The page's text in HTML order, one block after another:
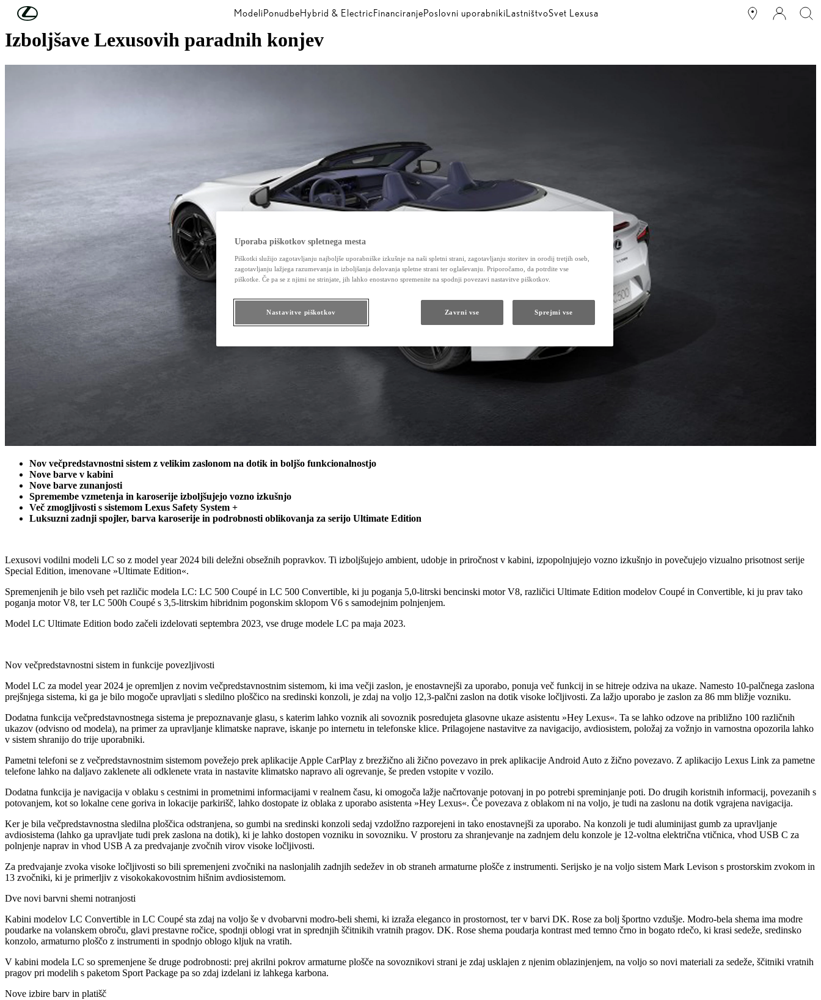
Skip to Main Content ModeliPonudbeHybrid & ElectricFinanciranjePoslovni uporabnikiLastništvoSvet Lexusa
Izboljšave Lexusovih paradnih konjev
Nov večpredstavnostni sistem z velikim zaslonom na dotik in boljšo funkcionalnostjo
Nove barve v kabini
Nove barve zunanjosti
Spremembe vzmetenja in karoserije izboljšujejo vozno izkušnjo
Več zmogljivosti s sistemom Lexus Safety System +
Luksuzni zadnji spojler, barva karoserije in podrobnosti oblikovanja za serijo Ultimate Edition
Lexusovi vodilni modeli LC so z model year 2024 bili deležni obsežnih popravkov. Ti izboljšujejo ambient, udobje in priročnost v kabini, izpopolnjujejo vozno izkušnjo in povečujejo vizualno prisotnost serije
Special Edition, imenovane »Ultimate Edition«.
Spremenjenih je bilo vseh pet različic modela LC: LC 500 Coupé in LC 500 Convertible, ki ju poganja 5,0‑litrski bencinski motor V8, različici Ultimate Edition modelov Coupé in Convertible, ki ju prav tako
poganja motor V8, ter LC 500h Coupé s 3,5-litrskim hibridnim pogonskim sklopom V6 s samodejnim polnjenjem.
Model LC Ultimate Edition bodo začeli izdelovati septembra 2023, vse druge modele LC pa maja 2023.
Nov večpredstavnostni sistem in funkcije povezljivosti
Model LC za model year 2024 je opremljen z novim večpredstavnostnim sistemom, ki ima večji zaslon, je enostavnejši za uporabo, ponuja več funkcij in se hitreje odziva na ukaze. Namesto 10-palčnega zaslona
prejšnjega sistema, ki ga je bilo mogoče upravljati s sledilno ploščico na sredinski konzoli, je zdaj na voljo 12,3-palčni zaslon na dotik visoke ločljivosti. Za lažjo uporabo je zaslon za 86 mm bližje vozniku.
Dodatna funkcija večpredstavnostnega sistema je prepoznavanje glasu, s katerim lahko voznik ali sovoznik posredujeta glasovne ukaze asistentu »Hey Lexus«. Ta se lahko odzove na približno 100 različnih
ukazov (odvisno od modela), na primer za upravljanje klimatske naprave, iskanje po internetu in telefonske klice. Prilagojene nastavitve za navigacijo, avdiosistem, položaj za vožnjo in varnostna opozorila lahko
v sistem shranijo do trije uporabniki.
Pametni telefoni se z večpredstavnostnim sistemom povežejo prek aplikacije Apple CarPlay z brezžično ali žično povezavo in prek aplikacije Android Auto z žično povezavo. Z aplikacijo Lexus Link za pametne
telefone lahko na daljavo zaklenete ali odklenete vrata in nastavite klimatsko napravo ali ogrevanje, še preden vstopite v vozilo.
Dodatna funkcija je navigacija v oblaku s cestnimi in prometnimi informacijami v realnem času, ki omogoča lažje načrtovanje potovanj in po potrebi spreminjanje poti. Do drugih koristnih informacij, povezanih s
potovanjem, kot so lokalne cene goriva in lokacije parkirišč, lahko dostopate iz oblaka z uporabo asistenta »Hey Lexus«. Če povezava z oblakom ni na voljo, je tudi na zaslonu na dotik vgrajena navigacija.
Ker je bila večpredstavnostna sledilna ploščica odstranjena, so gumbi na sredinski konzoli sedaj vzdolžno razporejeni in tako enostavnejši za uporabo. Na konzoli je tudi aluminijast gumb za upravljanje
avdiosistema (lahko ga upravljate tudi prek zaslona na dotik), ki je lahko dostopen vozniku in sovozniku. V prostoru za shranjevanje na zadnjem delu konzole je 12-voltna električna vtičnica, vhod USB C za
polnjenje naprav in vhod USB A za predvajanje zvočnih virov visoke ločljivosti.
Za predvajanje zvoka visoke ločljivosti so bili spremenjeni zvočniki na naslonjalih zadnjih sedežev in ob straneh armaturne plošče z instrumenti. Serijsko je na voljo sistem Mark Levison s prostorskim zvokom in
13 zvočniki, ki je primerljiv z visokokakovostnim hišnim avdiosistemom.
Dve novi barvni shemi notranjosti
Kabini modelov LC Convertible in LC Coupé sta zdaj na voljo še v dvobarvni modro-beli shemi, ki izraža eleganco in prostornost, ter v barvi DK. Rose za bolj športno vzdušje. Modro-bela shema ima modre
poudarke na volanskem obroču, glavi prestavne ročice, spodnji oblogi vrat in sprednjih ščitnikih vratnih pragov. DK. Rose shema poudarja kontrast med temno črno in bogato rdečo, ki krasi sedeže, sredinsko
konzolo, armaturno ploščo z instrumenti in spodnjo oblogo kljuk na vratih.
V kabini modela LC so spremenjene še druge podrobnosti: prej akrilni pokrov armaturne plošče na sovoznikovi strani je zdaj usklajen z njenim oblazinjenjem, na voljo so novi materiali za sedeže, ščitniki vratnih
pragov pri modelih s paketom Sport Package pa so zdaj izdelani iz lahkega karbona.
Nove izbire barv in platišč
Uporaba piškotkov spletnega mesta
Piškotki služijo zagotavljanju najboljše uporabniške izkušnje na naši spletni strani, zagotavljanju storitev in orodij tretjih oseb,
zagotavljanju lažjega razumevanja in izboljšanja delovanja spletne strani ter oglaševanju. Priporočamo, da potrdite vse
piškotke. Če pa se z njimi ne strinjate, jih lahko enostavno spremenite na spodnji povezavi nastavitve piškotkov.
Nastavitve piškotkov Zavrni vse Sprejmi vse